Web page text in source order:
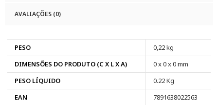
AVALIAÇÕES (0)
PESO
0,22 kg
DIMENSÕES DO PRODUTO (C X L X A)
0 x 0 x 0 mm
PESO LÍQUIDO
0.22 Kg
EAN
7891638022563